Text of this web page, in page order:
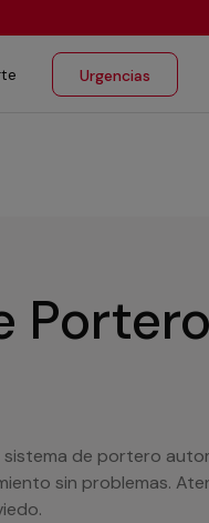
Urgencias
de portero
sin problemas.